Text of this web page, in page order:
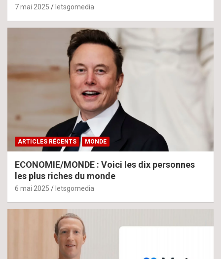
7 mai 2025 letsgomedia
ARTICLES RÉCENTS MONDE
ECONOMIE/MONDE : Voici les dix personnes
les plus riches du monde
6 mai 2025 letsgomedia